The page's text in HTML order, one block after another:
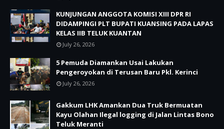
KUNJUNGAN ANGGOTA KOMISI XIII DPR RI
DIDAMPINGI PLT BUPATI KUANSING PADA LAPAS
KELAS IIB TELUK KUANTAN
July 26, 2026
5 Pemuda Diamankan Usai Lakukan
Pengeroyokan di Terusan Baru Pkl. Kerinci
July 26, 2026
Gakkum LHK Amankan Dua Truk Bermuatan
Kayu Olahan Ilegal logging di Jalan Lintas Bono
Teluk Meranti